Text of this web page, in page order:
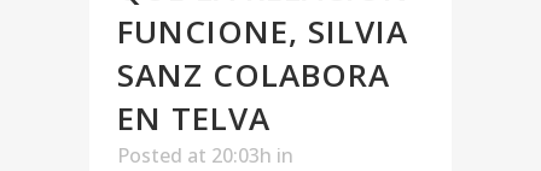
FUNCIONE, SILVIA
SANZ COLABORA
EN TELVA
Posted at 20:03h in